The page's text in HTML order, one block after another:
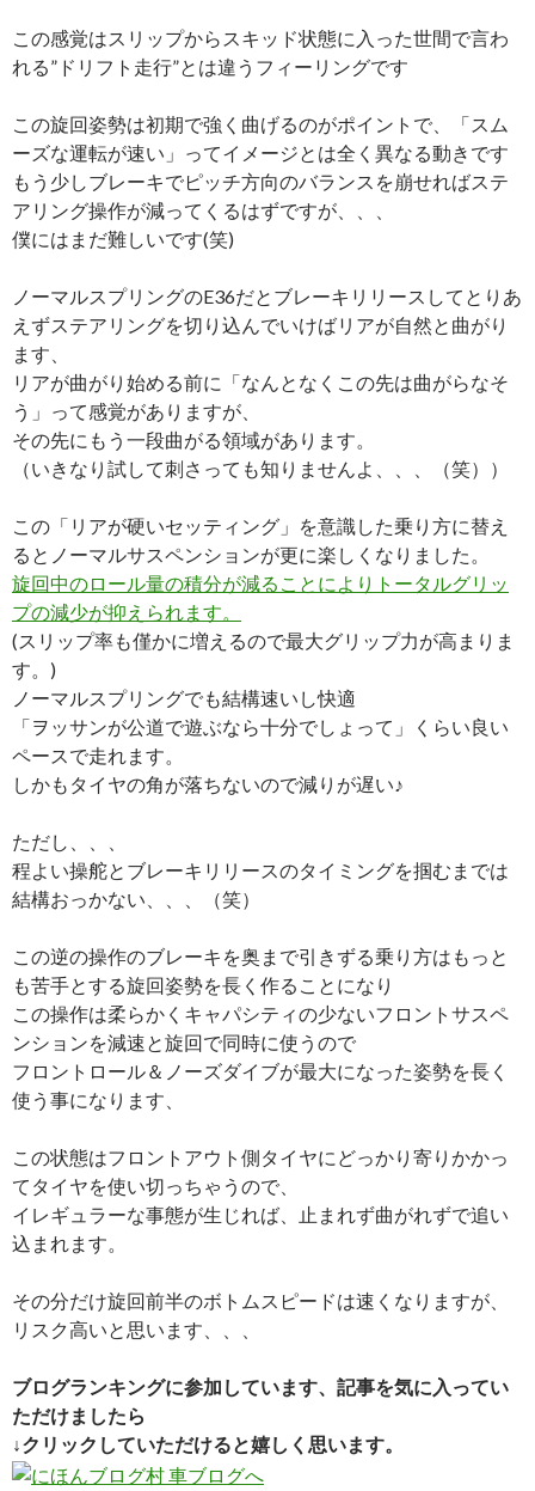
この感覚はスリップからスキッド状態に入った世間で言わ
れる”ドリフト走行”とは違うフィーリングです
この旋回姿勢は初期で強く曲げるのがポイントで、「スム
ーズな運転が速い」ってイメージとは全く異なる動きです
もう少しブレーキでピッチ方向のバランスを崩せればステ
アリング操作が減ってくるはずですが、、、
僕にはまだ難しいです(笑)
ノーマルスプリングのE36だとブレーキリリースしてとりあ
えずステアリングを切り込んでいけばリアが自然と曲がり
ます、
リアが曲がり始める前に「なんとなくこの先は曲がらなそ
う」って感覚がありますが、
その先にもう一段曲がる領域があります。
（いきなり試して刺さっても知りませんよ、、、（笑））
この「リアが硬いセッティング」を意識した乗り方に替え
るとノーマルサスペンションが更に楽しくなりました。
旋回中のロール量の積分が減ることによりトータルグリッ
プの減少が抑えられます。
(スリップ率も僅かに増えるので最大グリップ力が高まりま
す。)
ノーマルスプリングでも結構速いし快適
「ヲッサンが公道で遊ぶなら十分でしょって」くらい良い
ペースで走れます。
しかもタイヤの角が落ちないので減りが遅い♪
ただし、、、
程よい操舵とブレーキリリースのタイミングを掴むまでは
結構おっかない、、、（笑）
この逆の操作のブレーキを奥まで引きずる乗り方はもっと
も苦手とする旋回姿勢を長く作ることになり
この操作は柔らかくキャパシティの少ないフロントサスペ
ンションを減速と旋回で同時に使うので
フロントロール＆ノーズダイブが最大になった姿勢を長く
使う事になります、
この状態はフロントアウト側タイヤにどっかり寄りかかっ
てタイヤを使い切っちゃうので、
イレギュラーな事態が生じれば、止まれず曲がれずで追い
込まれます。
その分だけ旋回前半のボトムスピードは速くなりますが、
リスク高いと思います、、、
ブログランキングに参加しています、記事を気に入ってい
ただけましたら
↓クリックしていただけると嬉しく思います。